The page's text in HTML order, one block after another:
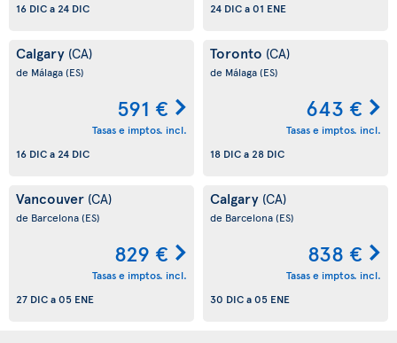
16 DICa24 DIC
24 DICa01 ENE
Calgary (CA)
de Málaga(ES)
591 €
Tasas e imptos. incl.
16 DICa24 DIC
Toronto (CA)
de Málaga(ES)
643 €
Tasas e imptos. incl.
18 DICa28 DIC
Vancouver (CA)
de Barcelona(ES)
829 €
Tasas e imptos. incl.
27 DICa05 ENE
Calgary (CA)
de Barcelona(ES)
838 €
Tasas e imptos. incl.
30 DICa05 ENE